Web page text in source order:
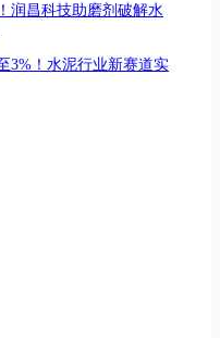
润昌科技助磨剂破解水
3%！水泥行业新赛道实